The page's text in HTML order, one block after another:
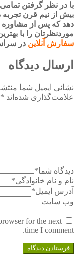
با در نظر گرفتن
بیش از نیم قرن
دهد که پس از مشاوره
موردنظرتان را با
سفارش آنلاین در
ارسال دیدگاه
نشانی ایمیل شما
علامت‌گذاری شده‌اند *
دیدگاه شما*
نام و نام خانوادگی*
آدرس ایمیل*
وب سایت
for the next
time I comment.